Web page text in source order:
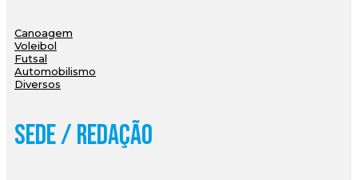
Canoagem
Voleibol
Futsal
Automobilismo
Diversos
Sede / Redação